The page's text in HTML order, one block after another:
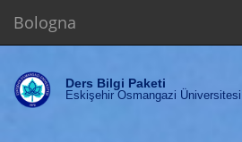
Bologna
Ders Bilgi Paketi
Eskişehir Osmangazi Üniversitesi